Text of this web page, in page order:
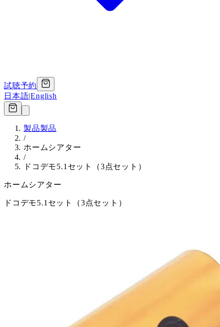
試聴予約
日本語|English
製品製品
/
ホームシアター
/
ドコデモ5.1セット（3点セット）
ホームシアター
ドコデモ5.1セット（3点セット）